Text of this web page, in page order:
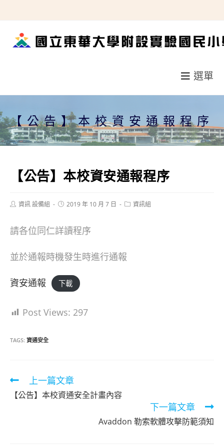
轉
選單
【公告】本校資安通報程序
【公告】本校資安通報程序
Post資訊 設備組
Post2019 年 10 月 7 日
Post資訊組
請各位同仁詳讀程序
並於通報時機發生時進行通報
資安通報 下載
Post Views: 297
TAGS: 資通安全
Read
more
上一篇文章
【公告】本校資通安全計畫內容
下一篇文章
Avaddon 勒索軟體攻擊防範須知